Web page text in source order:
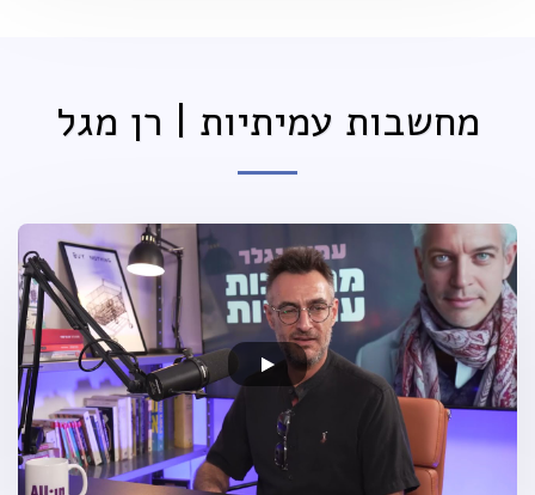
מחשבות עמיתיות | רן מגל